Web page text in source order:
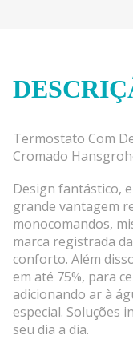
Termostato Com
Cromado
Design fantástico,
grande vantagem
monocomandos,
marca registrada
conforto. Além
em até 75%, para
adicionando ar à
especial. Soluções
seu dia a dia.